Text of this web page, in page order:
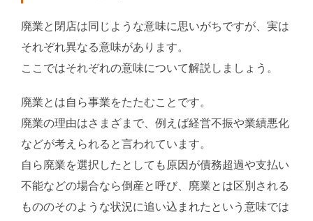
廃業と閉店は同じような意味に思いがちですが、実は
それぞれ異なる意味があります。
ここではそれぞれの意味について解説しましょう。
廃業とは自ら事業をたたむことです。
廃業の理由はさまざまで、例えば経営不振や業績悪化
などが考えられると言われています。
自ら廃業を選択したとしても原因が債務超過や支払い
不能などの場合なら倒産と呼び、廃業とは区別される
もののそのような状況に追い込まれたという意味では